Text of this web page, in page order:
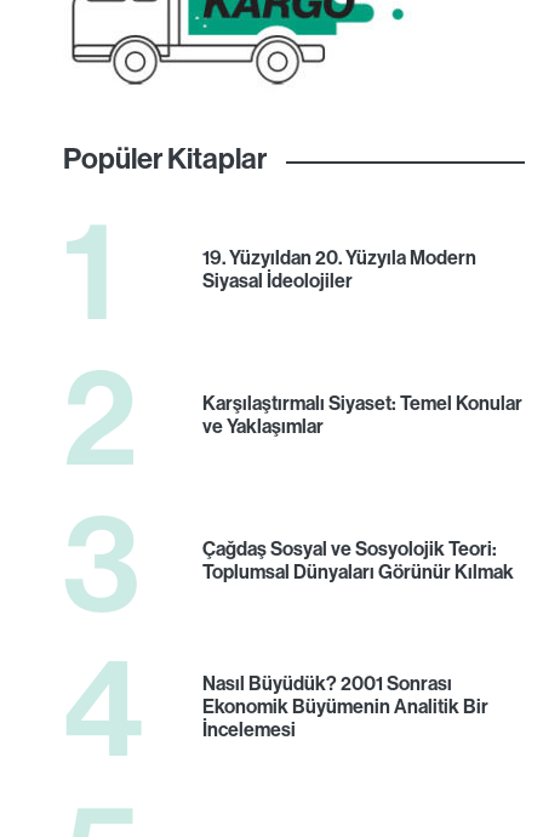
Popüler Kitaplar
1
19. Yüzyıldan 20. Yüzyıla Modern
Siyasal İdeolojiler
2
Karşılaştırmalı Siyaset: Temel Konular
ve Yaklaşımlar
3
Çağdaş Sosyal ve Sosyolojik Teori:
Toplumsal Dünyaları Görünür Kılmak
4
Nasıl Büyüdük? 2001 Sonrası
Ekonomik Büyümenin Analitik Bir
İncelemesi